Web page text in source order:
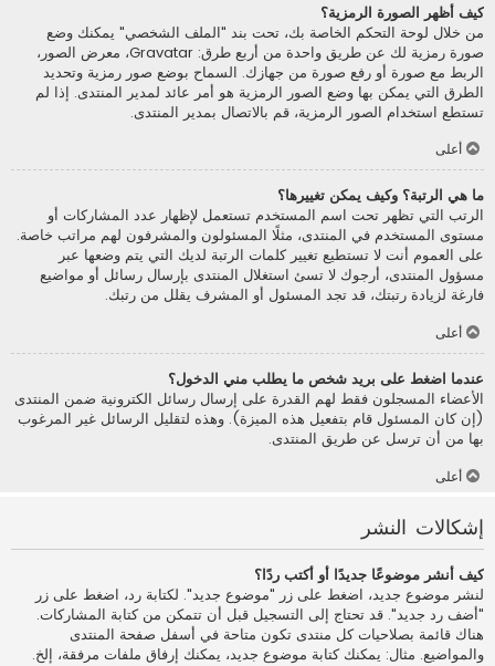
كيف أظهر الصورة الرمزية؟
من خلال لوحة التحكم الخاصة بك، تحت بند "الملف الشخصي" يمكنك وضع
صورة رمزية لك عن طريق واحدة من أربع طرق: Gravatar، معرض الصور،
الربط مع صورة أو رفع صورة من جهازك. السماح بوضع صور رمزية وتحديد
الطرق التي يمكن بها وضع الصور الرمزية هو أمر عائد لمدير المنتدى. إذا لم
تستطع استخدام الصور الرمزية، قم بالاتصال بمدير المنتدى.
أعلى
ما هي الرتبة؟ وكيف يمكن تغييرها؟
الرتب التي تظهر تحت اسم المستخدم تستعمل لإظهار عدد المشاركات أو
مستوى المستخدم في المنتدى، مثلًا المسئولون والمشرفون لهم مراتب خاصة.
على العموم أنت لا تستطيع تغيير كلمات الرتبة لديك التي يتم وضعها عبر
مسؤول المنتدى، أرجوك لا تسئ استغلال المنتدى بإرسال رسائل أو مواضيع
فارغة لزيادة رتبتك، قد تجد المسئول أو المشرف يقلل من رتبك.
أعلى
عندما اضغط على بريد شخص ما يطلب مني الدخول؟
الأعضاء المسجلون فقط لهم القدرة على إرسال رسائل الكترونية ضمن المنتدى
(إن كان المسئول قام بتفعيل هذه الميزة). وهذه لتقليل الرسائل غير المرغوب
بها من أن ترسل عن طريق المنتدى.
أعلى
إشكالات النشر
كيف أنشر موضوعًا جديدًا أو أكتب ردًا؟
لنشر موضوع جديد، اضغط على زر "موضوع جديد". لكتابة رد، اضغط على زر
"أضف رد جديد". قد تحتاج إلى التسجيل قبل أن تتمكن من كتابة المشاركات.
هناك قائمة بصلاحيات كل منتدى تكون متاحة في أسفل صفحة المنتدى
والمواضيع. مثال: يمكنك كتابة موضوع جديد، يمكنك إرفاق ملفات مرفقة، إلخ.